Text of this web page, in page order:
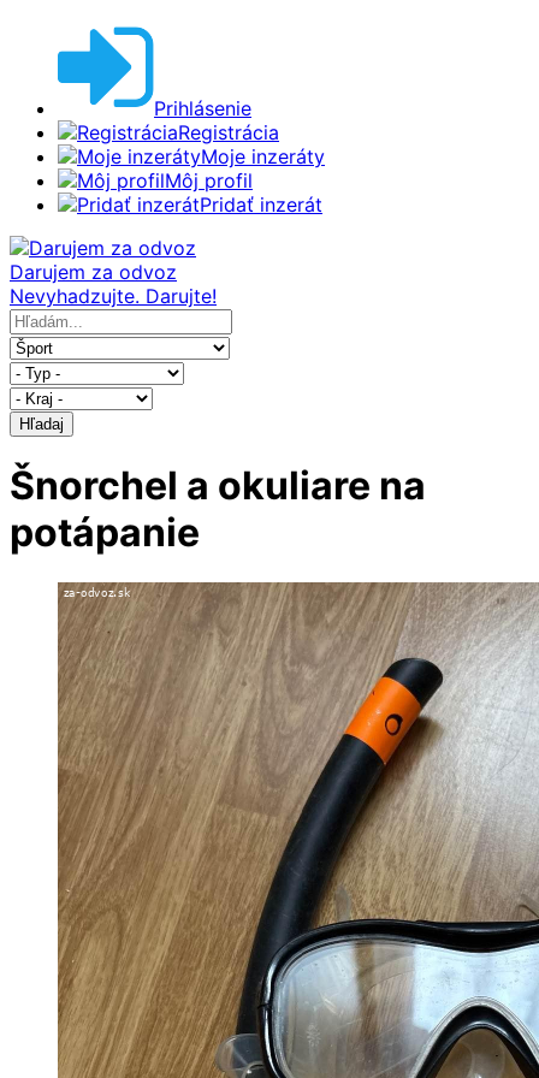
Prihlásenie
Registrácia
Moje inzeráty
Môj profil
Pridať inzerát
Darujem za odvoz
Nevyhadzujte. Darujte!
Hľadaj
Šnorchel a okuliare na
potápanie